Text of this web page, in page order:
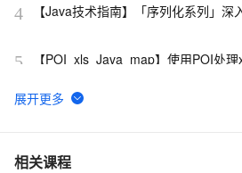
4
【Java技术指南】「序列化系列」深
5
【POI  xls  Java  map】使用POI处
高度
6 Java 注解 阐释 hibernate ORM
7 java 中的多线程   内部类实现 数据共
相关课程